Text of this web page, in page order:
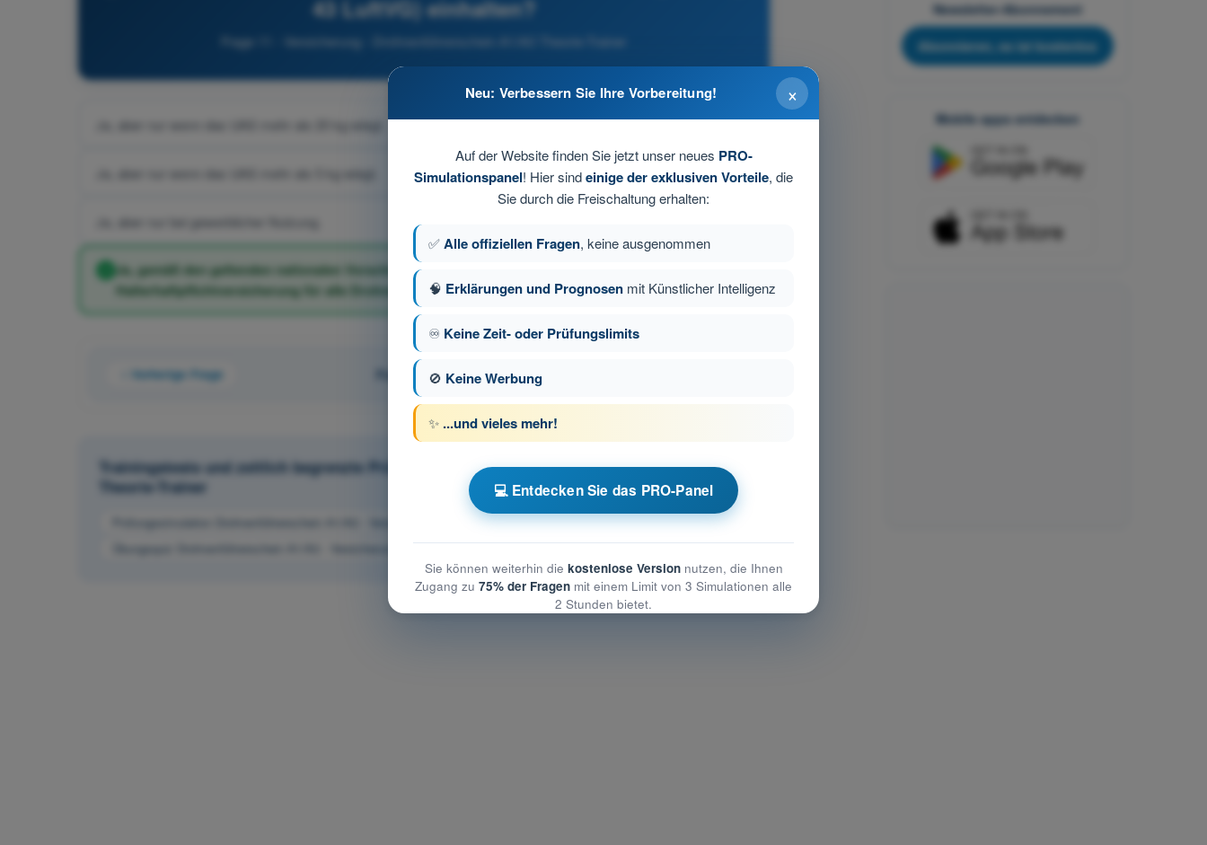
43 LuftVG) einhalten?
Frage 11 - Versicherung - Drohnenführerschein A1/A3 Theorie-Trainer
Ja, aber nur wenn das UAS mehr als 20 kg wiegt.
Ja, aber nur wenn das UAS mehr als 5 kg wiegt.
Ja, aber nur bei gewerblicher Nutzung.
Ja, gemäß den geltenden nationalen Vorschriften für UAS (in Deutschland ist eine
Halterhaftpflichtversicherung für alle Drohnen verpflichtend).
Vorherige Frage Frage 11 von 25
Trainingstests und zeitlich begrenzte Prüfungssimulationen Drohnenführerschein A1/A3
Theorie-Trainer
Prüfungssimulation Drohnenführerschein A1/A3 - Versicherung
Übungsquiz Drohnenführerschein A1/A3 - Versicherung
PDF-Prüfung Drohnenführerschein A1/A3 - Versicherung
Newsletter-Abonnement
Abonnieren, es ist kostenlos
Mobile apps entdecken
×
Neu: Verbessern Sie Ihre Vorbereitung!
Auf der Website finden Sie jetzt unser neues PRO-
Simulationspanel! Hier sindeinige der exklusiven Vorteile, die
Sie durch die Freischaltung erhalten:
✅Alle offiziellen Fragen, keine ausgenommen
🧠 Erklärungen und Prognosen mit Künstlicher Intelligenz
♾️ Keine Zeit- oder Prüfungslimits
🚫 Keine Werbung
✨ ...und vieles mehr!
💻 Entdecken Sie das PRO-Panel
Sie können weiterhin die kostenlose Versionnutzen, die Ihnen
Zugang zu 75% der Fragen mit einem Limit von 3 Simulationen alle
2 Stunden bietet.